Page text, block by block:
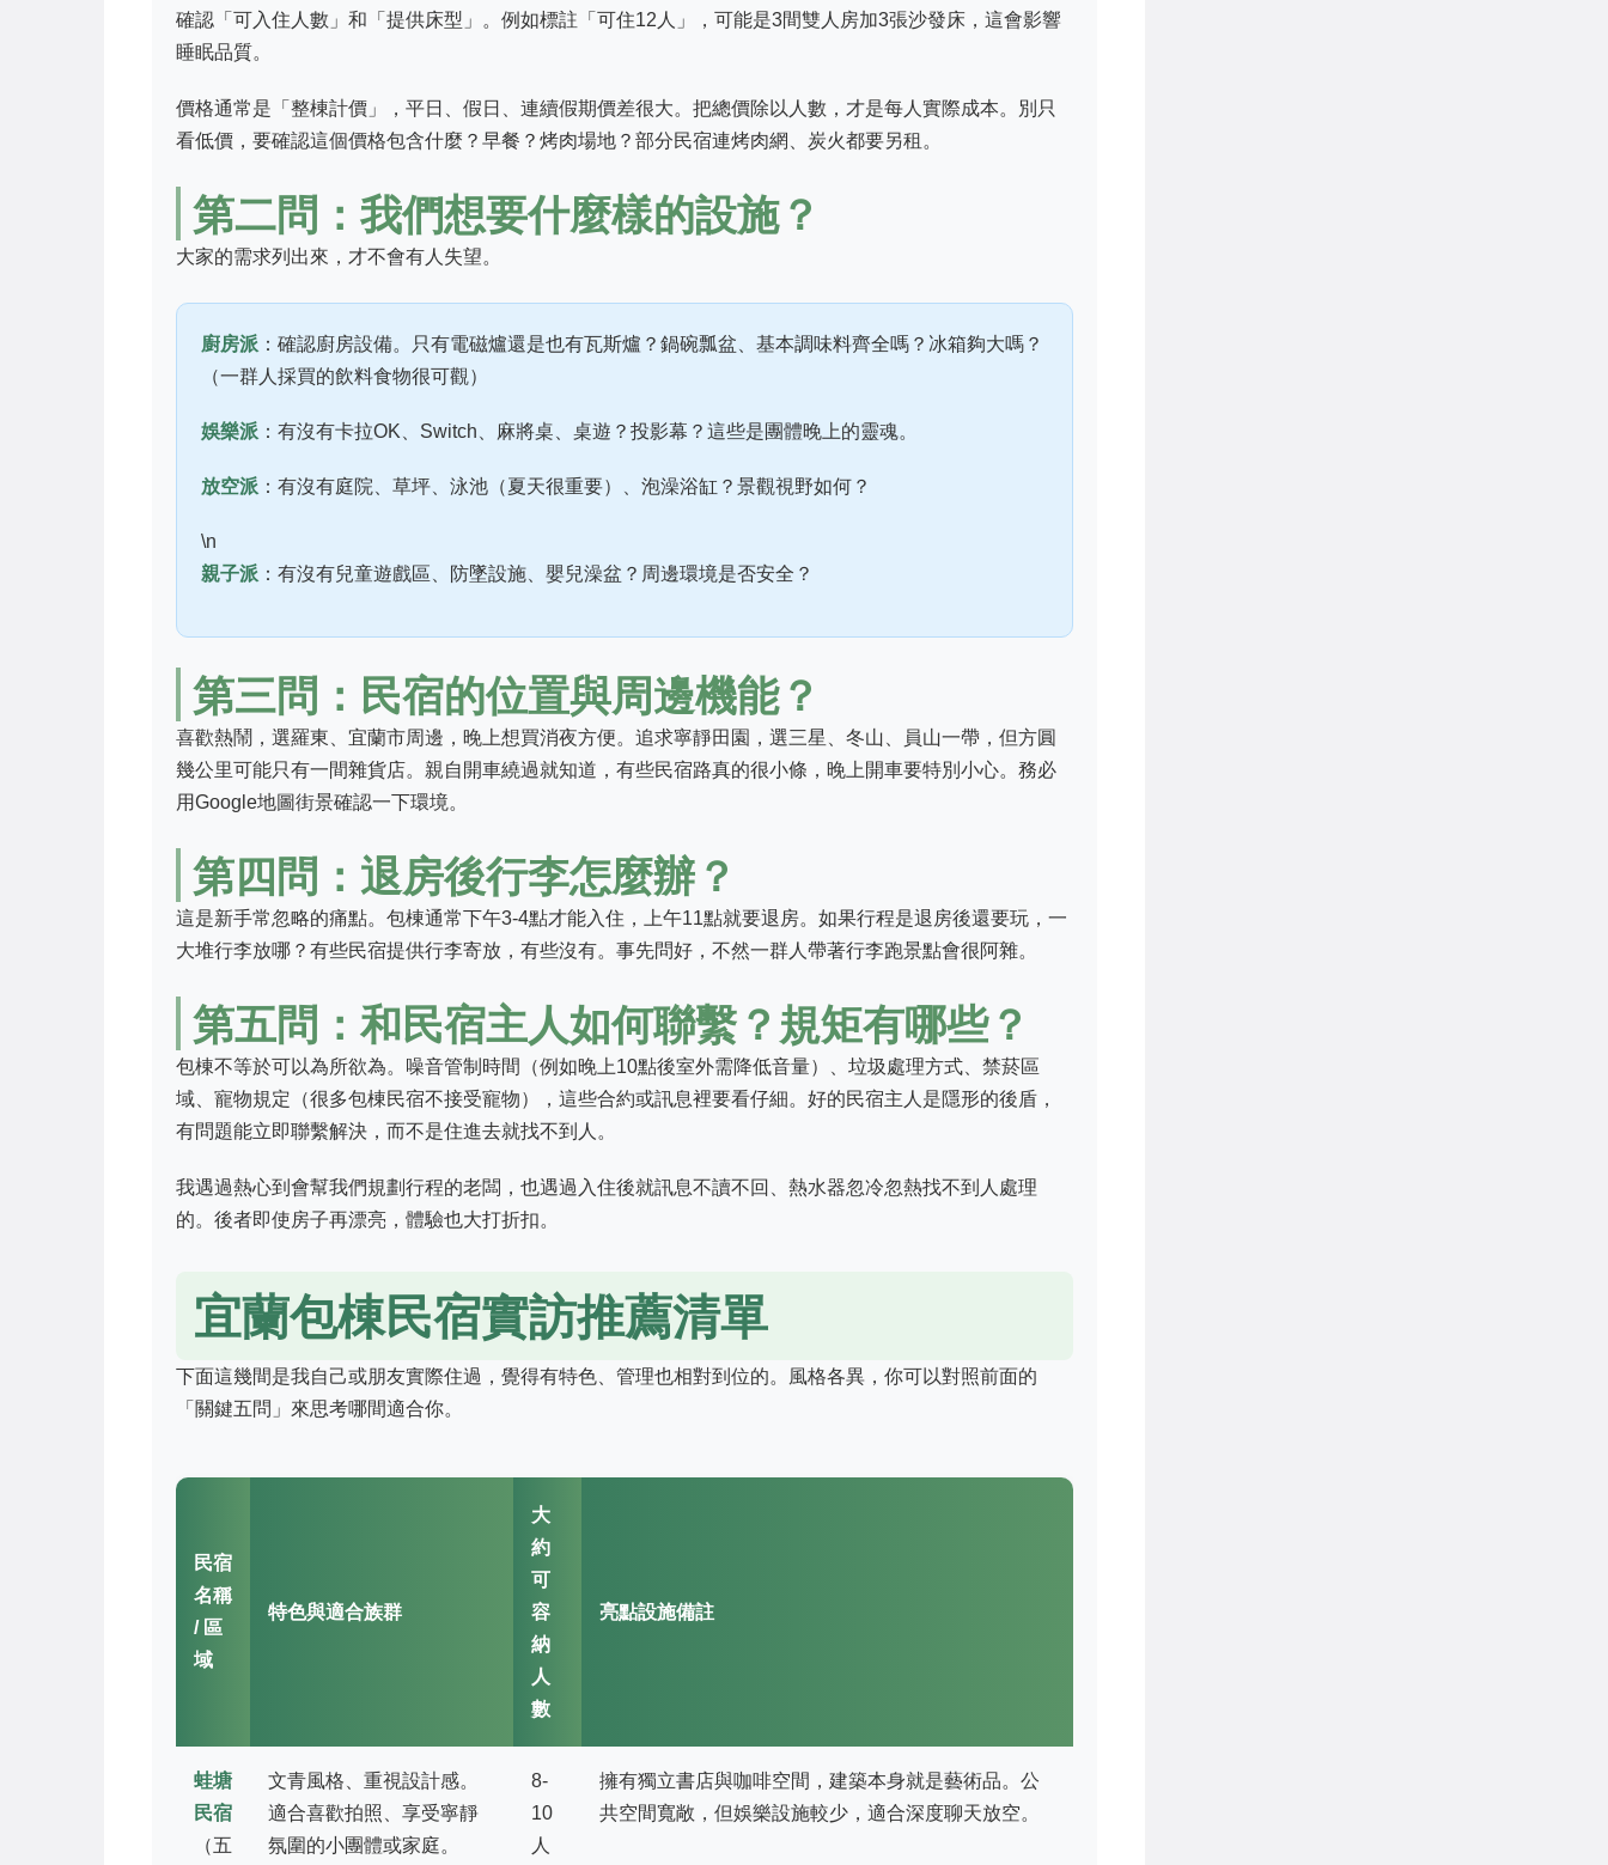
確認「可入住人數」和「提供床型」。例如標註「可住12人」，可能是3間雙人房加3張沙發床，這會影響
睡眠品質。
價格通常是「整棟計價」，平日、假日、連續假期價差很大。把總價除以人數，才是每人實際成本。別只
看低價，要確認這個價格包含什麼？早餐？烤肉場地？部分民宿連烤肉網、炭火都要另租。
第二問：我們想要什麼樣的設施？
大家的需求列出來，才不會有人失望。
廚房派 ：確認廚房設備。只有電磁爐還是也有瓦斯爐？鍋碗瓢盆、基本調味料齊全嗎？冰箱夠大嗎？
（一群人採買的飲料食物很可觀）
娛樂派 ：有沒有卡拉OK、Switch、麻將桌、桌遊？投影幕？這些是團體晚上的靈魂。
放空派 ：有沒有庭院、草坪、泳池（夏天很重要）、泡澡浴缸？景觀視野如何？
\n
親子派 ：有沒有兒童遊戲區、防墜設施、嬰兒澡盆？周邊環境是否安全？
第三問：民宿的位置與周邊機能？
喜歡熱鬧，選羅東、宜蘭市周邊，晚上想買消夜方便。追求寧靜田園，選三星、冬山、員山一帶，但方圓
幾公里可能只有一間雜貨店。親自開車繞過就知道，有些民宿路真的很小條，晚上開車要特別小心。務必
用Google地圖街景確認一下環境。
第四問：退房後行李怎麼辦？
這是新手常忽略的痛點。包棟通常下午3-4點才能入住，上午11點就要退房。如果行程是退房後還要玩，一
大堆行李放哪？有些民宿提供行李寄放，有些沒有。事先問好，不然一群人帶著行李跑景點會很阿雜。
第五問：和民宿主人如何聯繫？規矩有哪些？
包棟不等於可以為所欲為。噪音管制時間（例如晚上10點後室外需降低音量）、垃圾處理方式、禁菸區
域、寵物規定（很多包棟民宿不接受寵物），這些合約或訊息裡要看仔細。好的民宿主人是隱形的後盾，
有問題能立即聯繫解決，而不是住進去就找不到人。
我遇過熱心到會幫我們規劃行程的老闆，也遇過入住後就訊息不讀不回、熱水器忽冷忽熱找不到人處理
的。後者即使房子再漂亮，體驗也大打折扣。
宜蘭包棟民宿實訪推薦清單
下面這幾間是我自己或朋友實際住過，覺得有特色、管理也相對到位的。風格各異，你可以對照前面的
「關鍵五問」來思考哪間適合你。
民宿
名稱
/ 區
域
特色與適合族群
大
約
可
容
納
人
數
亮點設施備註
蛙塘
民宿
（五
文青風格、重視設計感。
適合喜歡拍照、享受寧靜
氛圍的小團體或家庭。
8-
10
人
擁有獨立書店與咖啡空間，建築本身就是藝術品。公
共空間寬敞，但娛樂設施較少，適合深度聊天放空。